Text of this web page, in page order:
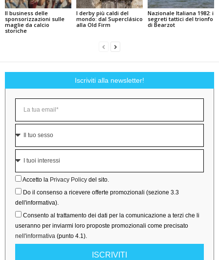
Il business delle
sponsorizzazioni sulle
maglie da calcio
storiche
I derby più caldi del
mondo: dal Superclásico
alla Old Firm
Nazionale Italiana 1982: i
segreti tattici del trionfo
di Bearzot
Iscriviti alla newsletter!
Accetto la Privacy Policy del sito.
Do il consenso a ricevere offerte promozionali (sezione 3.3
dell'informativa).
Consento al trattamento dei dati per la comunicazione a terzi che li
useranno per inviarmi loro proposte promozionali come precisato
nell'informativa (punto 4.1).
ISCRIVITI